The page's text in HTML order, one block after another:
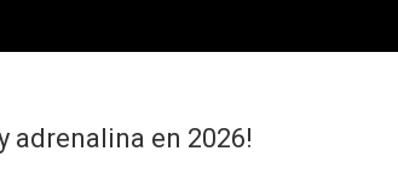
adrenalina en 2026!